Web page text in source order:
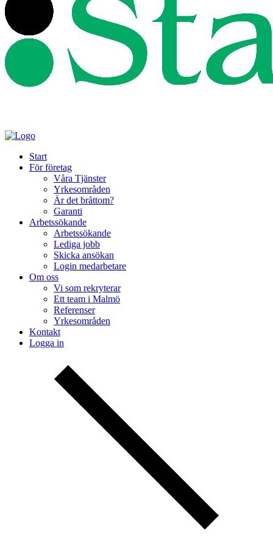
Start
För företag
Våra Tjänster
Yrkesområden
Är det bråttom?
Garanti
Arbetssökande
Arbetssökande
Lediga jobb
Skicka ansökan
Login medarbetare
Om oss
Vi som rekryterar
Ett team i Malmö
Referenser
Yrkesområden
Kontakt
Logga in